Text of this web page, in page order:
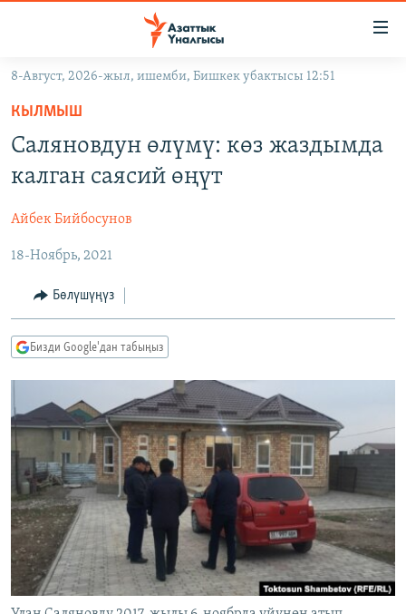
Навигацияга
өтүңүз
Издөөгө
салыңыз
ЭКОНОМИКА
МАДАНИЯТ
БОРБОР АЗИЯ
АТАЙЫН ИЛИКТӨӨ
ТВ ПРОГРАММАЛАР
БҮГҮН АЗАТТЫКТА
БИЗ ЖАНА ДҮЙНӨ
ЭЖЕ-СИҢДИЛЕР
АЗАТТЫК+
ЫҢГАЙСЫЗ СУРООЛОР
ПОДКАСТ
ӨЗГӨЧӨ ПИКИР
ОНЛАЙН ШЕРИНЕ
ЭЕ/АРнун бардык сайттары
8-Август, 2026-жыл, ишемби, Бишкек убактысы 12:51
КЫЛМЫШ
Саляновдун өлүмү: көз жаздымда
калган саясий өңүт
Айбек Бийбосунов
18-Ноябрь, 2021
Бөлүшүңүз
Бизди Google'дан табыңыз